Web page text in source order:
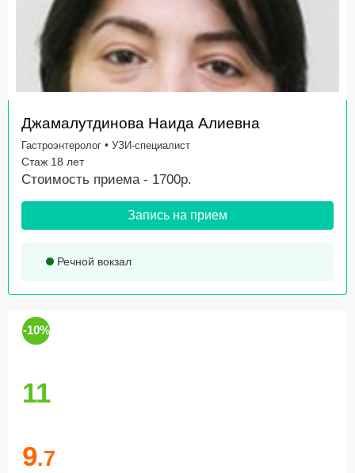
Джамалутдинова Наида Алиевна
Гастроэнтеролог • УЗИ-специалист
Стаж 18 лет
Стоимость приема - 1700р.
Запись на прием
Речной вокзал
-10%
11
9.7